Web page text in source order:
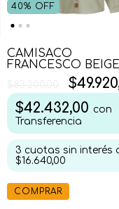
40% OFF
CAMISACO
FRANCESCO BEIGE
$42.432,00 con
Transferencia
3 cuotas sin interés
$16.640,00
COMPRAR